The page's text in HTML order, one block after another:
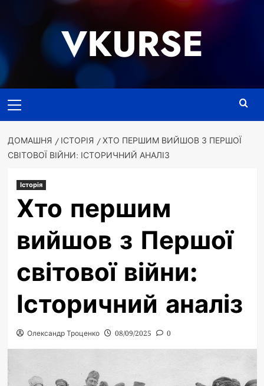
VKURSE
меню
ДОМАШНЯ ІСТОРІЯ
ХТО ПЕРШИМ ВИЙШОВ З ПЕРШОЇ
СВІТОВОЇ ВІЙНИ: ІСТОРИЧНИЙ АНАЛІЗ
Історія
Хто першим
вийшов з Першої
світової війни:
Історичний аналіз
Олександр Троценко 08/09/2025 0